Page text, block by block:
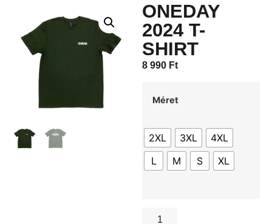
ONEDAY
2024 T-
SHIRT
8 990 Ft
Méret
2XL 3XL
4XL
L
M S XL